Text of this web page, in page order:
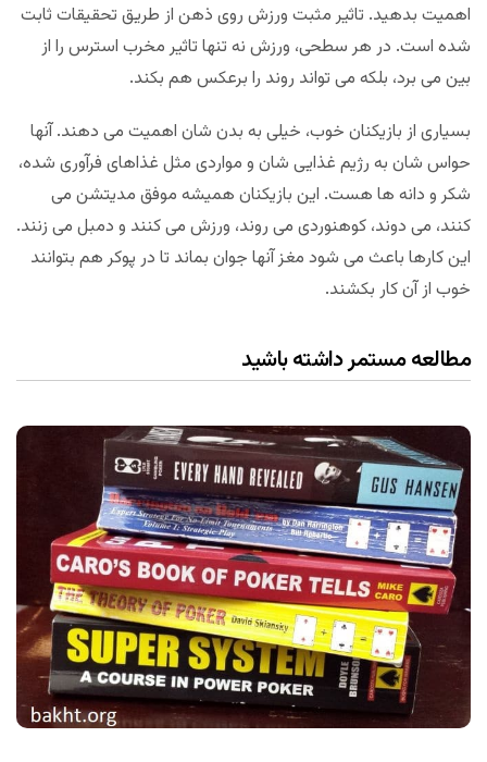
اهمیت بدهید. تاثیر مثبت ورزش روی ذهن از طریق تحقیقات ثابت
شده است. در هر سطحی، ورزش نه تنها تاثیر مخرب استرس را از
بین می برد، بلکه می تواند روند را برعکس هم بکند.
بسیاری از بازیکنان خوب، خیلی به بدن شان اهمیت می دهند. آنها
حواس شان به رژیم غذایی شان و مواردی مثل غذاهای فرآوری شده،
شکر و دانه ها هست. این بازیکنان همیشه موفق مدیتشن می
کنند، می دوند، کوهنوردی می روند، ورزش می کنند و دمبل می زنند.
این کارها باعث می شود مغز آنها جوان بماند تا در پوکر هم بتوانند
خوب از آن کار بکشند.
مطالعه مستمر داشته باشید